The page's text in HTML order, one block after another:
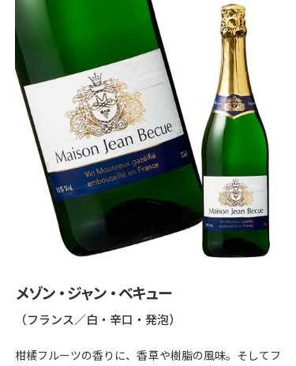
メゾン・ジャン・ベキュー
（フランス／白・辛口・発泡）
柑橘フルーツの香りに、香草や樹脂の風味。そしてフ